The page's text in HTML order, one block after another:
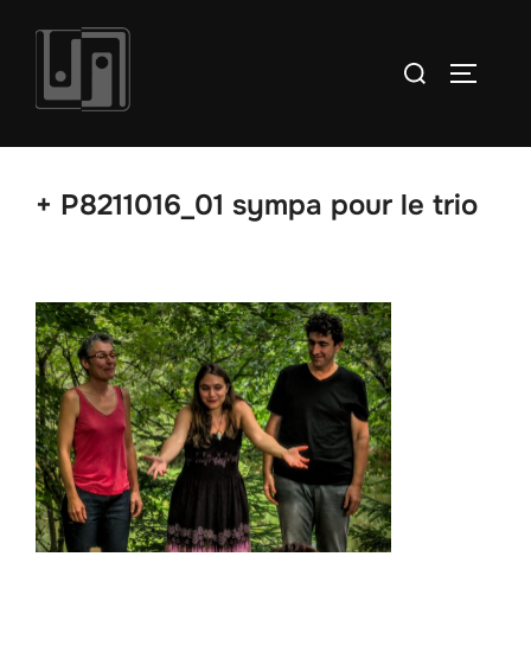
contenu
Rechercher :
+ P8211016_01 sympa pour le trio